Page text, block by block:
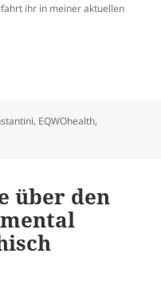
ihr in meiner aktuellen
die Verbindung
, EQWOhealth,
über den